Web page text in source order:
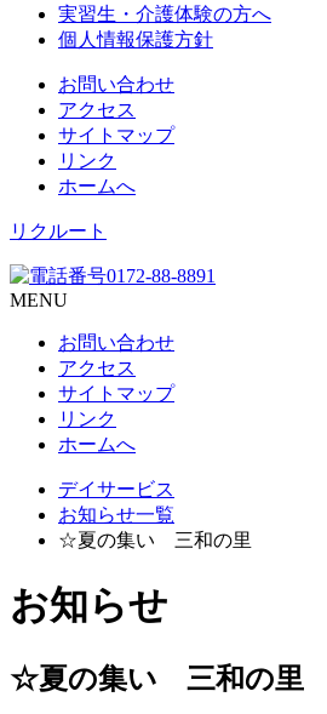
実習生・介護体験の方へ
個人情報保護方針
お問い合わせ
アクセス
サイトマップ
リンク
ホームへ
リクルート
MENU
お問い合わせ
アクセス
サイトマップ
リンク
ホームへ
デイサービス
お知らせ一覧
☆夏の集い 三和の里
お知らせ
☆夏の集い 三和の里